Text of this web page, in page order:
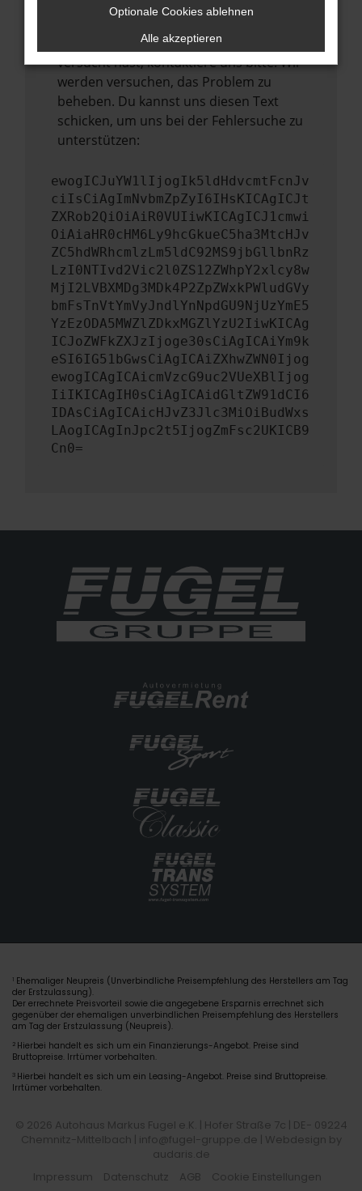
Wende dich an den Webseitenbetreiber.
Wenn du alle oben genannten Schritte
versucht hast, kontaktiere uns bitte. Wir
werden versuchen, das Problem zu
beheben. Du kannst uns diesen Text
schicken, um uns bei der Fehlersuche zu
unterstützen:
ewogICJuYW1lIjogIk5ldHdvcmtFcnJv
ciIsCiAgImNvbmZpZyI6IHsKICAgICJt
ZXRob2QiOiAiR0VUIiwKICAgICJ1cmwi
OiAiaHR0cHM6Ly9hcGkueC5ha3MtcHJv
ZC5hdWRhcmlzLm5ldC92MS9jbGllbnRz
LzI0NTIvd2Vic2l0ZS12ZWhpY2xlcy8w
MjI2LVBXMDg3MDk4P2ZpZWxkPWludGVy
bmFsTnVtYmVyJndlYnNpdGU9NjUzYmE5
YzEzODA5MWZlZDkxMGZlYzU2IiwKICAg
ICJoZWFkZXJzIjoge30sCiAgICAiYm9k
eSI6IG51bGwsCiAgICAiZXhwZWN0Ijog
ewogICAgICAicmVzcG9uc2VUeXBlIjog
IiIKICAgIH0sCiAgICAidGltZW91dCI6
IDAsCiAgICAicHJvZ3Jlc3MiOiBudWxs
LAogICAgInJpc2t5IjogZmFsc2UKICB9
Cn0=
1 Ehemaliger Neupreis (Unverbindliche Preisempfehlung des Herstellers am Tag
der Erstzulassung).
Der errechnete Preisvorteil sowie die angegebene Ersparnis errechnet sich
gegenüber der ehemaligen unverbindlichen Preisempfehlung des Herstellers
am Tag der Erstzulassung (Neupreis).
2 Hierbei handelt es sich um ein Finanzierungs-Angebot. Preise sind
Bruttopreise. Irrtümer vorbehalten.
3 Hierbei handelt es sich um ein Leasing-Angebot. Preise sind Bruttopreise.
Irrtümer vorbehalten.
© 2026 Autohaus Markus Fugel e.K. | Hofer Straße 7c | DE- 09224
Chemnitz-Mittelbach | info@fugel-gruppe.de | Webdesign by
audaris.de
Impressum
Datenschutz AGB Cookie Einstellungen
Optionale Cookies ablehnen
Alle akzeptieren